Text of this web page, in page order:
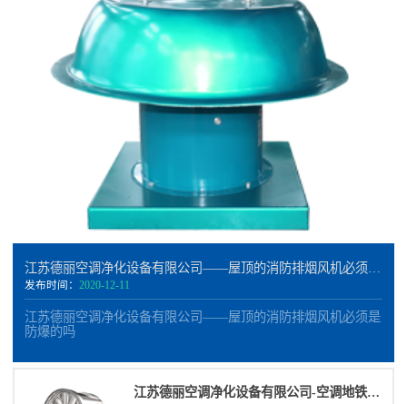
江苏德丽空调净化设备有限公司——屋顶的消防排烟风机必须是防爆的吗
发布时间： 2020-12-11
江苏德丽空调净化设备有限公司——屋顶的消防排烟风机必须是
防爆的吗
江苏德丽空调净化设备有限公司-空调地铁的风机